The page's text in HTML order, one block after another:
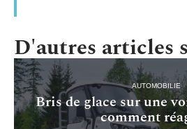
D'autres articles
AUTOMOBILIE
Bris de glace sur une
comment